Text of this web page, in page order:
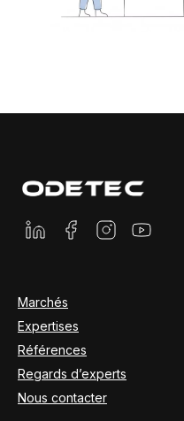
Marchés
Expertises
Références
Regards d’experts
Nous contacter